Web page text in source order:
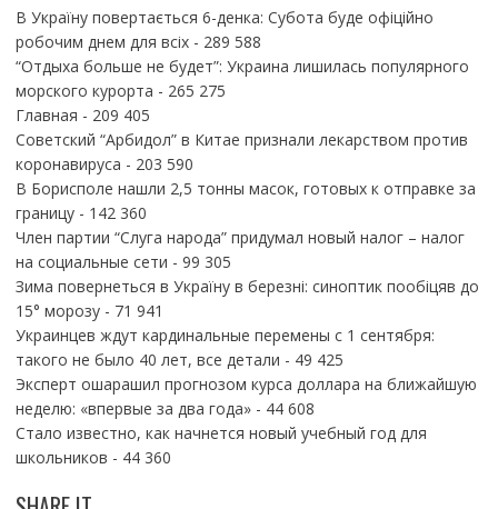
В Україну повертається 6-денка: Субота буде офіційно
робочим днем для всіх- 289 588
“Отдыха больше не будет”: Украина лишилась популярного
морского курорта - 265 275
Главная - 209 405
Советский “Арбидол” в Китае признали лекарством против
коронавируса - 203 590
В Борисполе нашли 2,5 тонны масок, готовых к отправке за
границу- 142 360
Член партии “Слуга народа” придумал новый налог – налог
на социальные сети - 99 305
Зима повернеться в Україну в березні: синоптик пообіцяв до
15° морозу- 71 941
Украинцев ждут кардинальные перемены с 1 сентября:
такого не было 40 лет, все детали - 49 425
Эксперт ошарашил прогнозом курса доллара на ближайшую
неделю: «впервые за два года»- 44 608
Стало известно, как начнется новый учебный год для
школьников - 44 360